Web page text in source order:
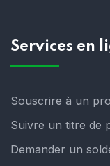
Services en
Souscrire à un
Suivre un titre de
Demander un